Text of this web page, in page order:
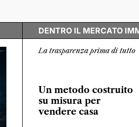
DENTRO IL MERCATO
La trasparenza prima di tutto
Un metodo costruito
su misura per
vendere casa